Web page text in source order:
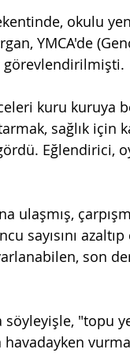
okulu
YMCA'de
görevlendirilmişti.
kuru kuruya
sağlık
Eğlendirici,
ulaşmış,
sayısını
son
söyleyişle, "topu